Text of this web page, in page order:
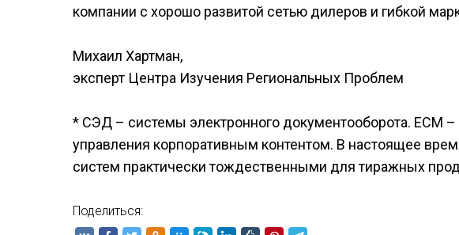
компании с хорошо развитой сетью дилеров и гибкой
Михаил Хартман,
эксперт Центра Изучения Региональных Проблем
* СЭД – системы электронного документооборота. ЕСМ
управления корпоративным контентом. В настоящее
систем практически тождественными для тиражных
Поделиться: